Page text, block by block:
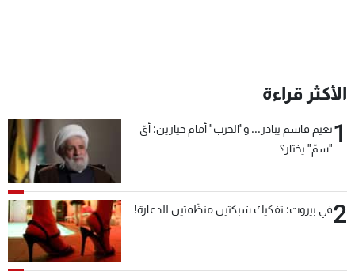
الأكثر قراءة
1نعيم قاسم يبادر... و"الحزب" أمام خيارين: أيّ
"سمّ" يختار؟
2في بيروت: تفكيك شبكتين منظّمتين للدعارة!